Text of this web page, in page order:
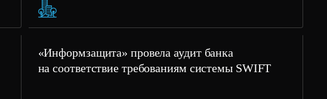
«Информзащита» провела аудит банка
на соответствие требованиям системы SWIFT